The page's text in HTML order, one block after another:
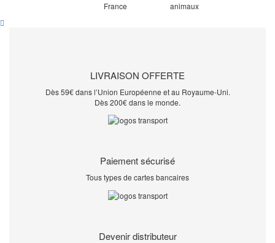
LIVRAISON OFFERTE
Dès 59€ dans l’Union Européenne et au Royaume-Uni.
Dès 200€ dans le monde.
Paiement sécurisé
Tous types de cartes bancaires
Devenir distributeur